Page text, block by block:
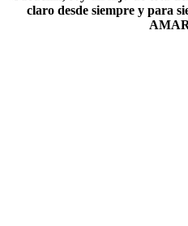
claro desde siempre y para